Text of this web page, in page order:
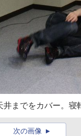
までをカバー。
次の画像